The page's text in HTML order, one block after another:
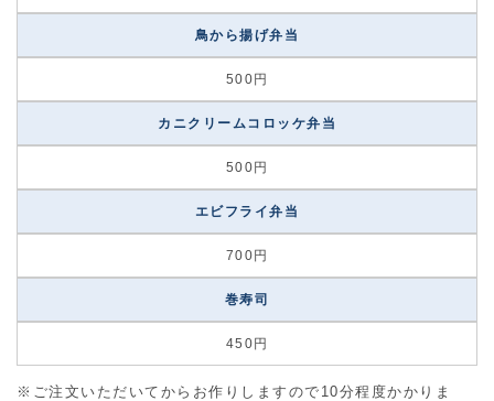
鳥から揚げ弁当
500円
カニクリームコロッケ弁当
500円
エビフライ弁当
700円
巻寿司
450円
※ご注文いただいてからお作りしますので10分程度かかりま